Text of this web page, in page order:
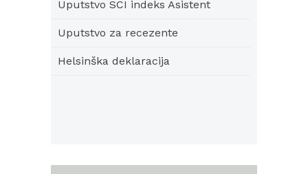
Uputstvo SCI indeks Asistent
Uputstvo za recezente
Helsinška deklaracija